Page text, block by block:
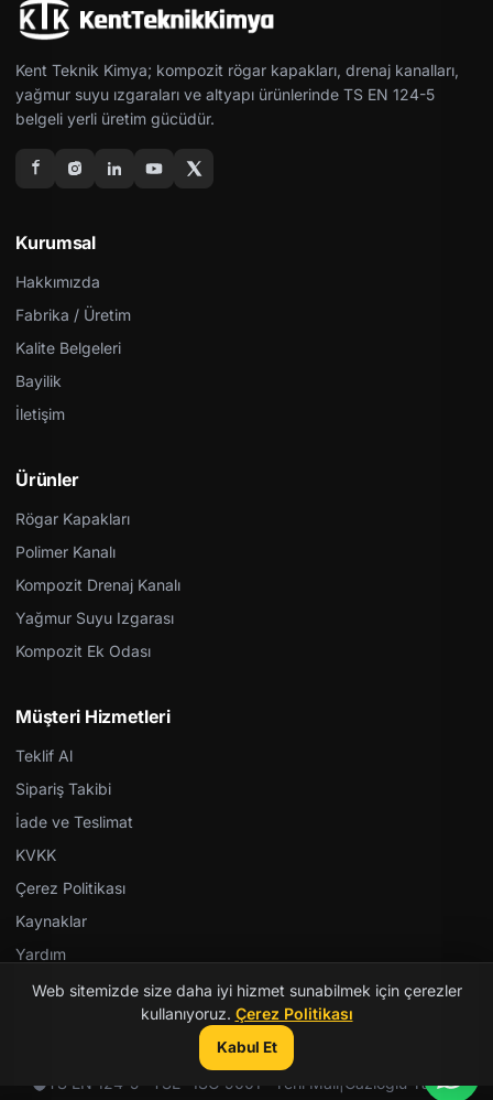
Kent Teknik Kimya; kompozit rögar kapakları, drenaj kanalları,
yağmur suyu ızgaraları ve altyapı ürünlerinde TS EN 124-5
belgeli yerli üretim gücüdür.
Kurumsal
Hakkımızda
Fabrika / Üretim
Kalite Belgeleri
Bayilik
İletişim
Ürünler
Rögar Kapakları
Polimer Kanalı
Kompozit Drenaj Kanalı
Yağmur Suyu Izgarası
Kompozit Ek Odası
Müşteri Hizmetleri
Teklif Al
Sipariş Takibi
İade ve Teslimat
KVKK
Çerez Politikası
Kaynaklar
Yardım
© 2026 Kent Teknik Kimya. Tüm hakları saklıdır.
TS EN 124-5 · TSE · ISO 9001 · Yerli Malı|Gazioğlu Yazılım
Web sitemizde size daha iyi hizmet sunabilmek için çerezler
kullanıyoruz. Çerez Politikası
Kabul Et